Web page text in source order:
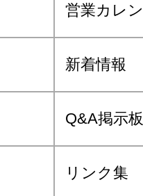
営業カレ
新着情報
Q&A掲示板
リンク集